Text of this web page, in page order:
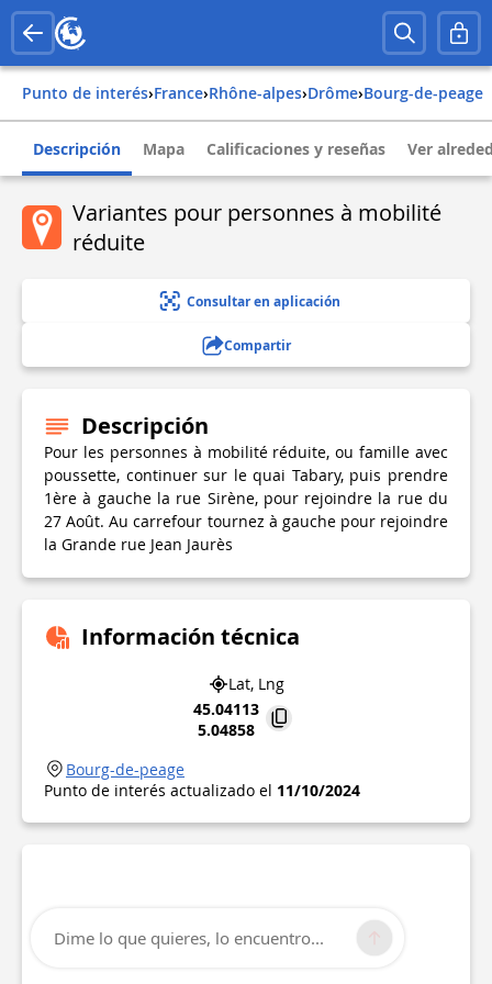
Punto de interés› france› rhône-alpes› drôme› bourg-de-peage
Descripción Mapa Calificaciones y reseñas Ver
Variantes pour personnes à mobilité
réduite
Consultar en aplicación
Compartir
Descripción
Pour les personnes à mobilité réduite, ou famille avec
poussette, continuer sur le quai Tabary, puis prendre
1ère à gauche la rue Sirène, pour rejoindre la rue du
27 Août. Au carrefour tournez à gauche pour rejoindre
la Grande rue Jean Jaurès
Información técnica
Lat, Lng
45.04113
5.04858
Bourg-de-peage
Punto de interés actualizado el 11/10/2024
Dime lo que quieres, lo encuentro...